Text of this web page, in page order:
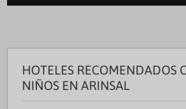
HOTELES RECOMENDADOS
NIÑOS EN ARINSAL